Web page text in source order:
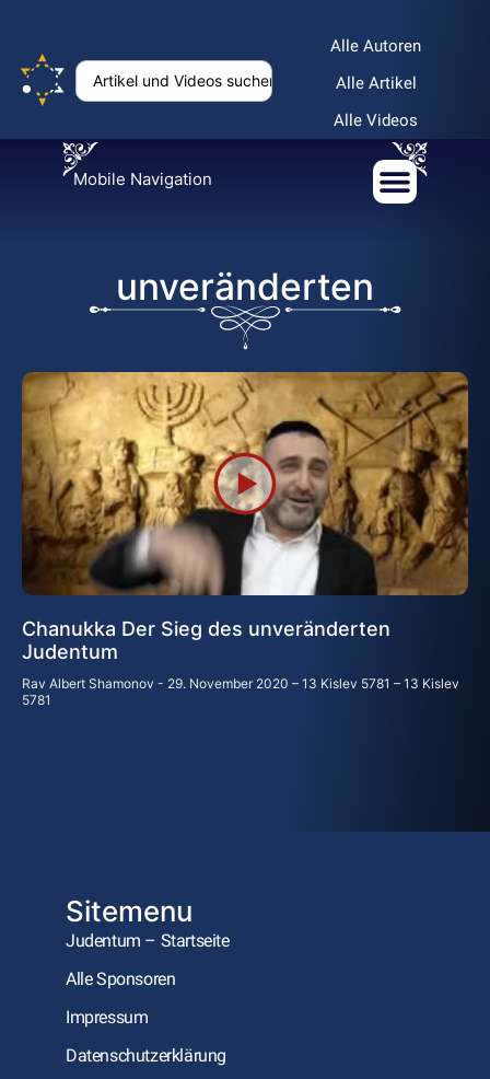
Alle Autoren
Alle Artikel
Alle Videos
Mobile Navigation
unveränderten
Chanukka Der Sieg des unveränderten
Judentum
Rav Albert Shamonov
29. November 2020 – 13 Kislev 5781 – 13 Kislev
5781
Sitemenu
Judentum – Startseite
Alle Sponsoren
Impressum
Datenschutzerklärung